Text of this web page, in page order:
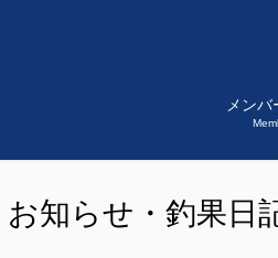
メン
お知らせ・釣果日